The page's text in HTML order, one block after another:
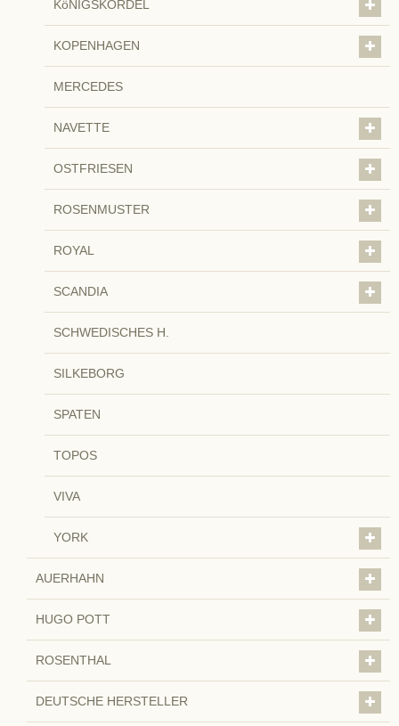
KöNIGSKORDEL
KOPENHAGEN
MERCEDES
NAVETTE
OSTFRIESEN
ROSENMUSTER
ROYAL
SCANDIA
SCHWEDISCHES H.
SILKEBORG
SPATEN
TOPOS
VIVA
YORK
AUERHAHN
HUGO POTT
ROSENTHAL
DEUTSCHE HERSTELLER